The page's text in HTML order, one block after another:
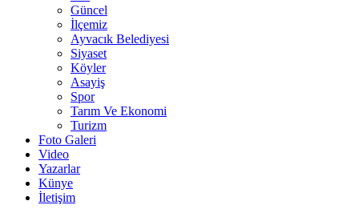
Güncel
İlçemiz
Ayvacık Belediyesi
Siyaset
Köyler
Asayiş
Spor
Tarım Ve Ekonomi
Turizm
Foto Galeri
Video
Yazarlar
Künye
İletişim